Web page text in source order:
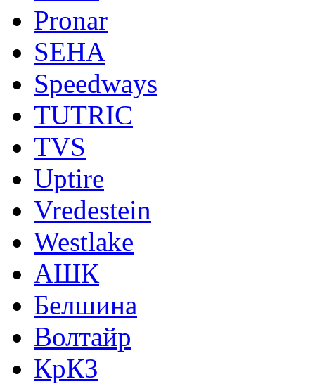
Pronar
SEHA
Speedways
TUTRIC
TVS
Uptire
Vredestein
Westlake
АШК
Белшина
Волтайр
КрКЗ